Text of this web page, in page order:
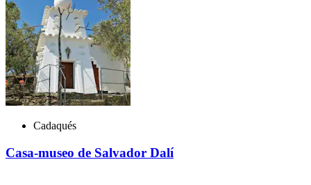
Cadaqués
Casa-museo de Salvador Dalí